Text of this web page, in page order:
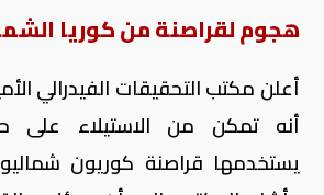
هجوم لقراصنة من كوريا
أعلن مكتب التحقيقات الفيدرالي
أنه تمكن من الاستيلاء على
يستخدمها قراصنة كوريون